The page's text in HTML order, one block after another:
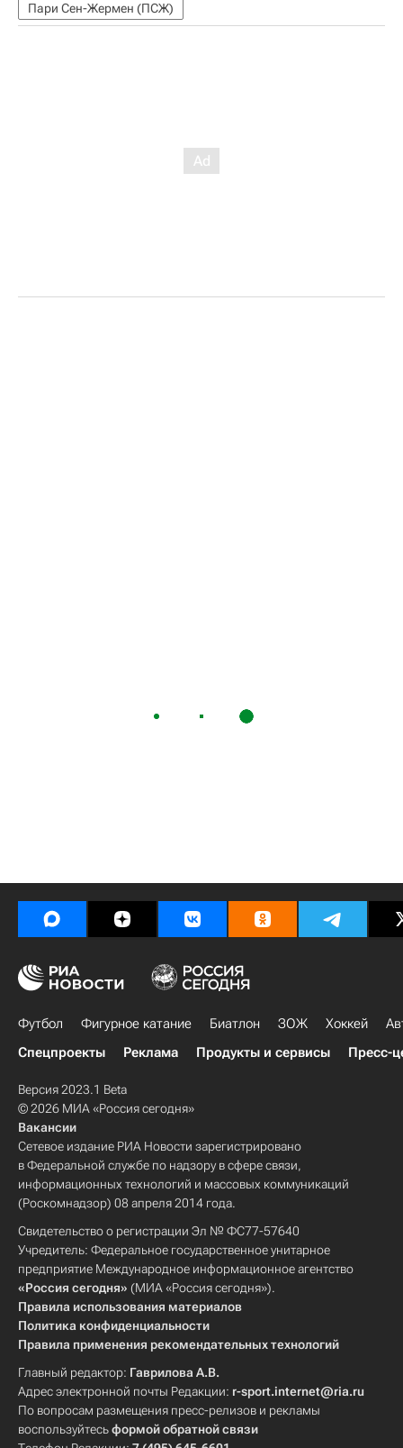
Пари Сен-Жермен (ПСЖ)
Футбол Фигурное катание Биатлон ЗОЖ Хоккей
Спецпроекты
Реклама Продукты и сервисы Пресс-
Версия 2023.1 Beta
© 2026 МИА «Россия сегодня»
Вакансии
Сетевое издание РИА Новости зарегистрировано
в Федеральной службе по надзору в сфере связи,
информационных технологий и массовых коммуникаций
(Роскомнадзор) 08 апреля 2014 года.
Свидетельство о регистрации Эл № ФС77-57640
Учредитель: Федеральное государственное унитарное
предприятие Международное информационное агентство
«Россия сегодня» (МИА «Россия сегодня»).
Правила использования материалов
Политика конфиденциальности
Правила применения рекомендательных технологий
Главный редактор: Гаврилова А.В.
Адрес электронной почты Редакции: r-sport.internet@ria.ru
По вопросам размещения пресс-релизов и рекламы
воспользуйтесьформой обратной связи